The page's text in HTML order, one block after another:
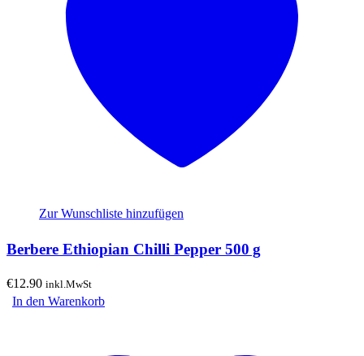
Zur Wunschliste hinzufügen
Berbere Ethiopian Chilli Pepper 500 g
€12.90 inkl.MwSt
In den Warenkorb